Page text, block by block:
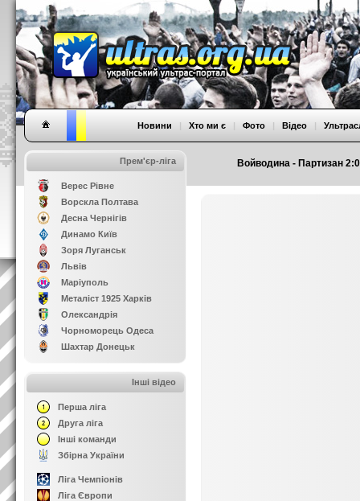
Войводина - Партизан
Новини | Хто ми є | Фото | Відео |
Прем'єр-ліга
Верес Рівне
Ворскла Полтава
Десна Чернігів
Динамо Київ
Зоря Луганськ
Львів
Маріуполь
Металіст 1925 Харків
Олександрія
Чорноморець Одеса
Шахтар Донецьк
Інші відео
Перша ліга
Друга ліга
Інші команди
Збірна України
Ліга Чемпіонів
Ліга Європи